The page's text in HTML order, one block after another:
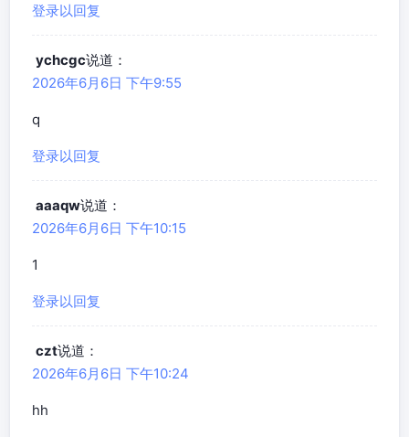
登录以回复
ychcgc说道：
2026年6月6日 下午9:55
q
登录以回复
aaaqw说道：
2026年6月6日 下午10:15
1
登录以回复
czt说道：
2026年6月6日 下午10:24
hh